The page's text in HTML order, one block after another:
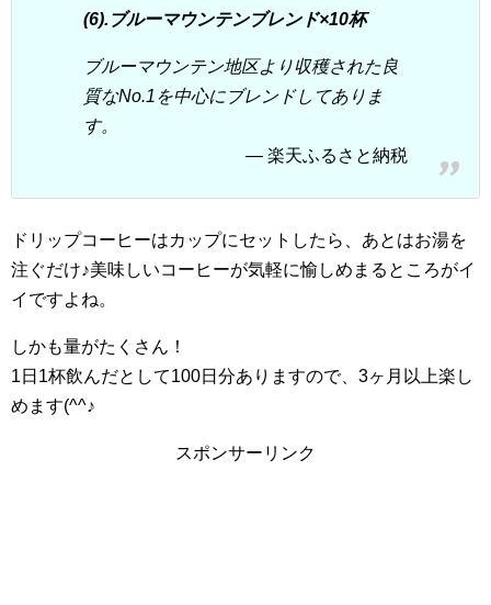
(6).ブルーマウンテンブレンド×10杯
ブルーマウンテン地区より収穫された良
質なNo.1を中心にブレンドしてありま
す。
楽天ふるさと納税
ドリップコーヒーはカップにセットしたら、あとはお湯を
注ぐだけ♪美味しいコーヒーが気軽に愉しめまるところがイ
イですよね。
しかも量がたくさん！
1日1杯飲んだとして100日分ありますので、3ヶ月以上楽し
めます(^^♪
スポンサーリンク